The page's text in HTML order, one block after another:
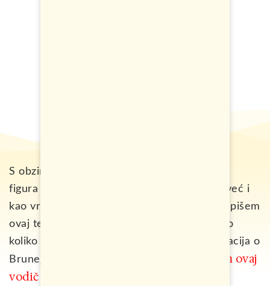
S obzirom da je sultan od Bruneja centralna
figura države, ne samo u političkom smislu već i
kao vrhovni vođa naroda, odlučio sam da napišem
ovaj tekst o njemu, kako bi što bolje dočarao
koliko je obožavan i cijenjen. Za više informacija o
Brunejima i njihovim zakonima,
napisao sam ovaj
vodič za posjetu ovoj zemlji.